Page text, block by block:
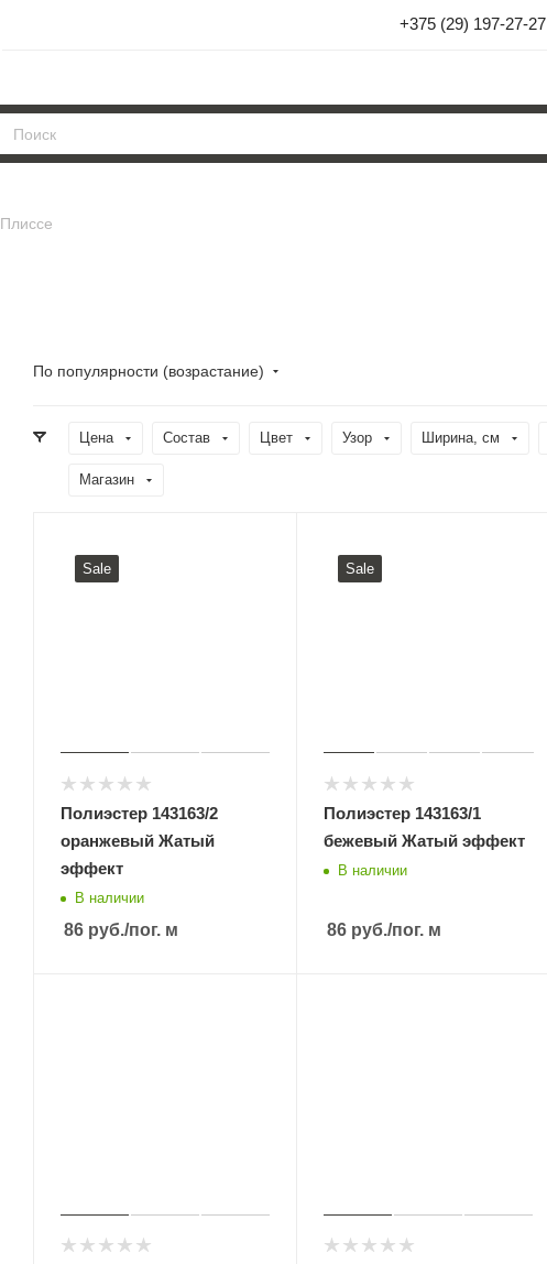
+375 (29) 197-27-27
Плиссе
По популярности (возрастание)
Цена Состав Цвет Узор Ширина, см
Магазин
Sale
Полиэстер 143163/2
oранжевый Жатый
эффект
В наличии
86 руб./пог. м
Sale
Полиэстер 143163/1
бежевый Жатый эффект
В наличии
86 руб./пог. м